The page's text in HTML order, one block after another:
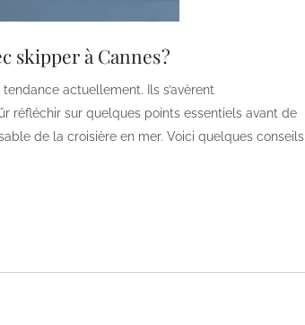
skipper à Cannes ?
actuellement. Ils s’avèrent
réfléchir sur quelques points essentiels avant de
de la croisière en mer. Voici quelques conseils